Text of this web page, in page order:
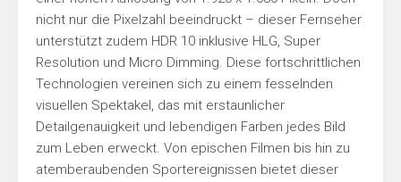
nicht nur die Pixelzahl beeindruckt – dieser Fernseher
unterstützt zudem HDR 10 inklusive HLG, Super
Resolution und Micro Dimming. Diese fortschrittlichen
Technologien vereinen sich zu einem fesselnden
visuellen Spektakel, das mit erstaunlicher
Detailgenauigkeit und lebendigen Farben jedes Bild
zum Leben erweckt. Von epischen Filmen bis hin zu
atemberaubenden Sportereignissen bietet dieser